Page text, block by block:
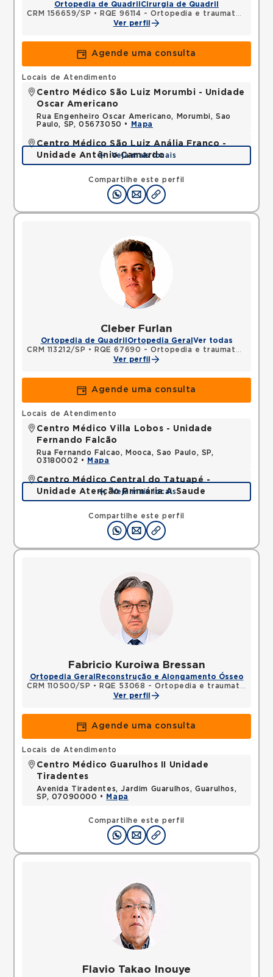
Ortopedia de Quadril Cirurgia de Quadril
CRM 156659/SP •
RQE 96114 - Ortopedia e traumatologia
Ver perfil
Agende uma consulta
Compartilhe este perfil
Locais de Atendimento
Centro Médico São Luiz Morumbi - Unidade
Oscar Americano
Rua Engenheiro Oscar Americano, Morumbi, Sao
Paulo, SP, 05673050 •
Mapa
Centro Médico São Luiz Anália Franco -
Unidade Antônio Camardo
Rua Antonio Camardo, Tatuape, Sao Paulo, SP,
Mapa
Veja mais locais
Cleber Furlan
Ortopedia de Quadril Ortopedia Geral Ver todas
CRM 113212/SP •
RQE 67690 - Ortopedia e traumatologia
Ver perfil
Agende uma consulta
Compartilhe este perfil
Locais de Atendimento
Centro Médico Villa Lobos - Unidade
Fernando Falcão
Rua Fernando Falcao, Mooca, Sao Paulo, SP,
03180002 •
Mapa
Centro Médico Central do Tatuapé -
Unidade Atenção Primária A Saude
Avenida Alvaro Ramos, Quarta Parada, Sao Paulo,
SP, 03330002 •
Mapa
Veja mais locais
Fabricio Kuroiwa Bressan
Ortopedia Geral Reconstrução e Alongamento Ósseo
CRM 110500/SP •
RQE 53068 - Ortopedia e traumatologia
Ver perfil
Agende uma consulta
Compartilhe este perfil
Locais de Atendimento
Centro Médico Guarulhos II Unidade
Tiradentes
Avenida Tiradentes, Jardim Guarulhos, Guarulhos,
SP, 07090000 •
Mapa
Flavio Takao Inouye